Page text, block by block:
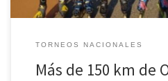
TORNEOS NACIONALES
Más de 150 km de